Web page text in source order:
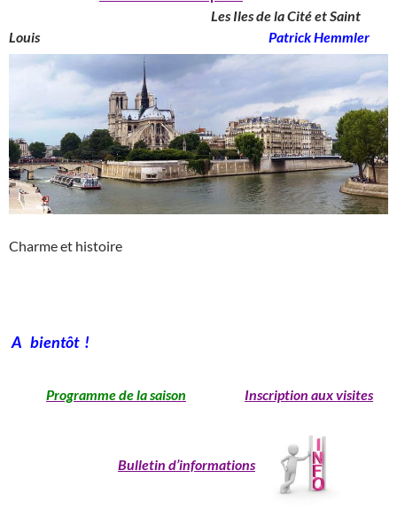
Les Iles de la Cité et Saint
Louis
Patrick Hemmler
Charme et histoire
A bientôt !
Programme de la saison Inscription aux visites
Bulletin d’informations